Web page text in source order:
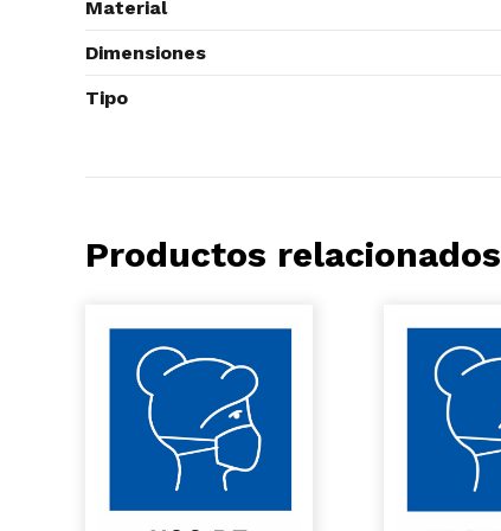
Material
Dimensiones
Tipo
Productos relacionados